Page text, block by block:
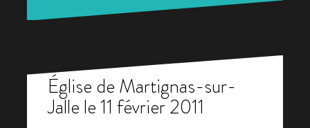
Église de Martignas-sur-
Jalle le 11 février 2011